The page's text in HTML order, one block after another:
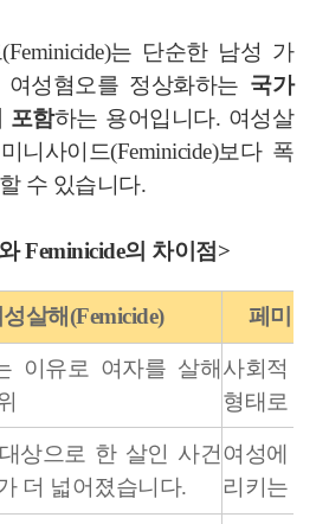
는 단순한 남성 가
성혐오를 정상화하는 국가
포함하는 용어입니다. 여성살
니사이드(Feminicide)보다 폭
수 있습니다.
Feminicide의 차이점>
살해(Femicide) 페미니
이유로 여자를 살해 사회적 통
형태로 여
상으로 한 살인 사건
더 넓어졌습니다.
여성에 대
리키는 좀